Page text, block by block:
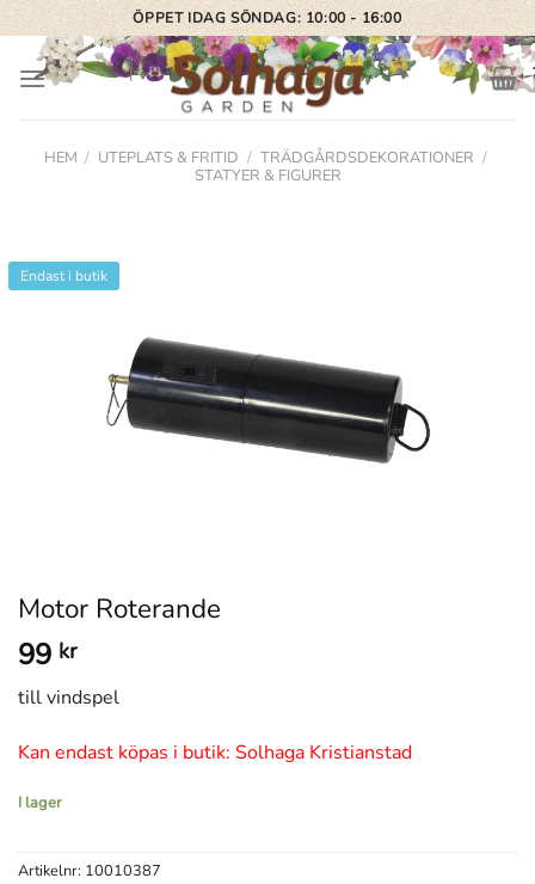
Skip
to
content
ÖPPET IDAG SÖNDAG: 10:00 - 16:00
HEM / UTEPLATS & FRITID / TRÄDGÅRDSDEKORATIONER /
STATYER & FIGURER
Endast i butik
Motor Roterande
99 kr
till vindspel
Kan endast köpas i butik: Solhaga Kristianstad
I lager
Artikelnr: 10010387